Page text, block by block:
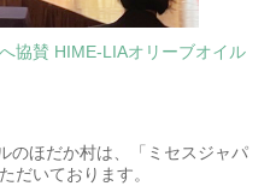
協賛 HIME-LIAオリーブオイル
のほだか村は、「ミセスジャパ
だいております。